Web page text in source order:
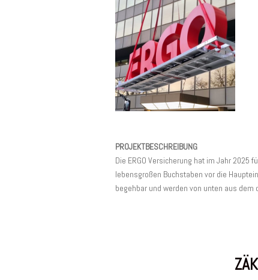
PROJEKTBESCHREIBUNG
Die ERGO Versicherung hat im Jahr 2025
lebensgroßen Buchstaben vor die
begehbar und werden von unten aus